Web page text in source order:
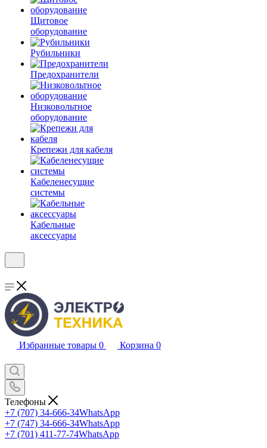
Щитовое
оборудование
Рубильники
Предохранители
Низковольтное
оборудование
Крепежи для кабеля
Кабеленесущие
системы
Кабельные
аксессуары
Избранные товары 0 Корзина 0
Телефоны
+7 (707) 34-666-34WhatsApp
+7 (747) 34-666-34WhatsApp
+7 (701) 411-77-74WhatsApp